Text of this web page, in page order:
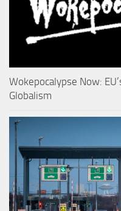
Wokepocalypse Now:
Globalism